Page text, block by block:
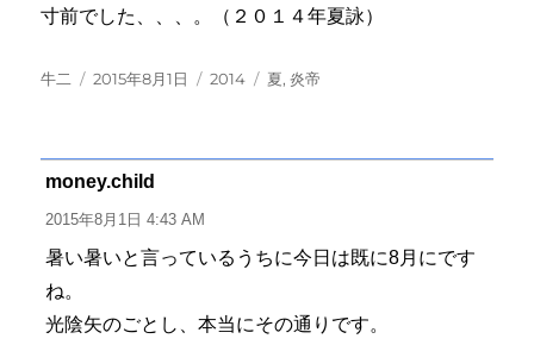
寸前でした、、、。（２０１４年夏詠）
投
牛二
投
2015年8月1日
カ
2014
タ
夏,炎帝
money.child
り:
2015年8月1日 4:43 AM
暑い暑いと言っているうちに今日は既に8月にです
ね。
光陰矢のごとし、本当にその通りです。